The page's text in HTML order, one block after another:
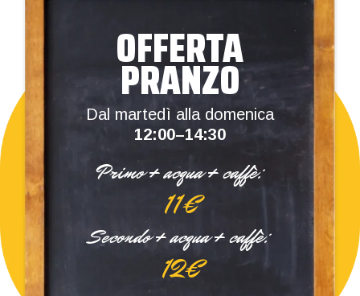
OFFERTA
PRANZO
Dal martedì alla domenica
12:00–14:30
Primo + acqua + caffè:
11€
Secondo + acqua + caffè:
12€